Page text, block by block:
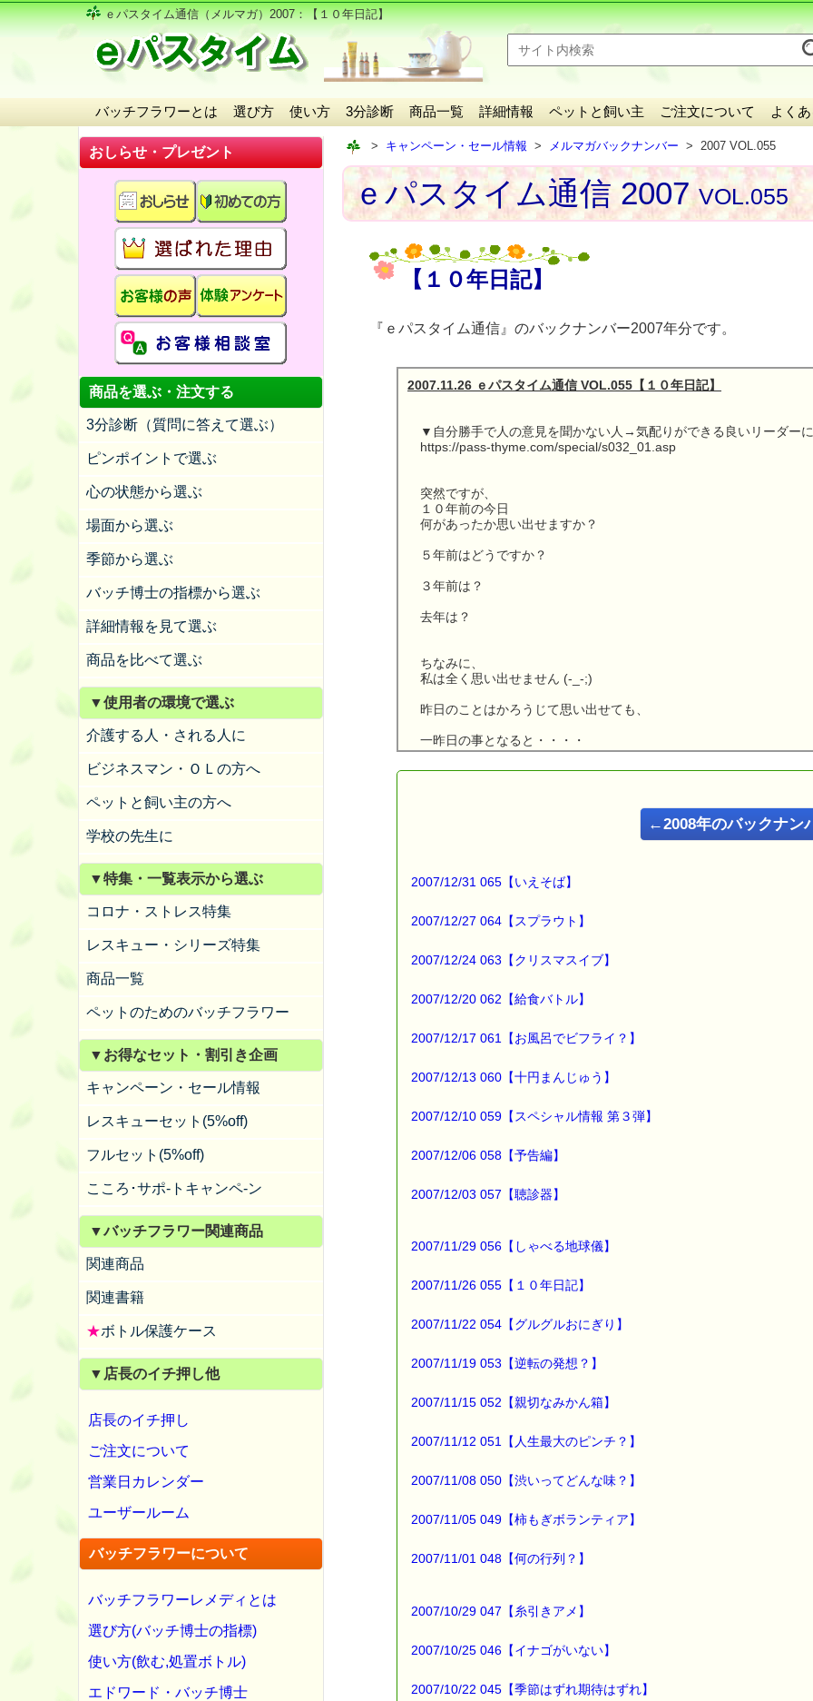
ｅパスタイム通信（メルマガ）2007：【１０年日記】
バッチフラワーとは 選び方 使い方 3分診断 商品一覧 詳細情報 ペットと飼い主 ご注文について よく
おしらせ・プレゼント
商品を選ぶ・注文する
3分診断（質問に答えて選ぶ）
ピンポイントで選ぶ
心の状態から選ぶ
場面から選ぶ
季節から選ぶ
バッチ博士の指標から選ぶ
詳細情報を見て選ぶ
商品を比べて選ぶ
▼使用者の環境で選ぶ
介護する人・される人に
ビジネスマン・ＯＬの方へ
ペットと飼い主の方へ
学校の先生に
▼特集・一覧表示から選ぶ
コロナ・ストレス特集
レスキュー・シリーズ特集
商品一覧
ペットのためのバッチフラワー
▼お得なセット・割引き企画
キャンペーン・セール情報
レスキューセット(5%off)
フルセット(5%off)
こころ･サポ-トキャンペ-ン
▼バッチフラワー関連商品
関連商品
関連書籍
★ボトル保護ケース
▼店長のイチ押し他
店長のイチ押し
ご注文について
営業日カレンダー
ユーザールーム
バッチフラワーについて
バッチフラワーレメディとは
選び方(バッチ博士の指標)
使い方(飲む,処置ボトル)
エドワード・バッチ博士
キャンペーン・セール情報 メルマガバックナンバー 2007 VOL.055
ｅパスタイム通信 2007VOL.055
【１０年日記】
『ｅパスタイム通信』のバックナンバー2007年分です。
2007.11.26 ｅパスタイム通信 VOL.055【１０年日記】
▼自分勝手で人の意見を聞かない人→気配りができる良いリーダー
https://pass-thyme.com/special/s032_01.asp
突然ですが、
１０年前の今日
何があったか思い出せますか？
５年前はどうですか？
３年前は？
去年は？
ちなみに、
私は全く思い出せません (-_-;)
昨日のことはかろうじて思い出せても、
一昨日の事となると・・・・
こんにちは！
ｅパスタイム店長の
【１０年日記】
１０年前の今日何があったか思い出せる
という方に会いました。
その方は、
思い出せるそうなんです。
その秘訣を聞いてみたら、
「１０年日記 をつけているから」
この１０年日記、
毎日日記を書く際に、
イヤでも目にはいるそうで、
思い出すんだそうです。
ちょっと気になったので
これのようです。
http://www.amazon.co.jp/exec/obidos/ASIN/4900611506/
思ったより優れもののようです。
←2008年のバックナン
2007/12/31 065【いえそば】
2007/12/27 064【スプラウト】
2007/12/24 063【クリスマスイブ】
2007/12/20 062【給食バトル】
2007/12/17 061【お風呂でビフライ？】
2007/12/13 060【十円まんじゅう】
2007/12/10 059【スペシャル情報 第３弾】
2007/12/06 058【予告編】
2007/12/03 057【聴診器】
2007/11/29 056【しゃべる地球儀】
2007/11/26 055【１０年日記】
2007/11/22 054【グルグルおにぎり】
2007/11/19 053【逆転の発想？】
2007/11/15 052【親切なみかん箱】
2007/11/12 051【人生最大のピンチ？】
2007/11/08 050【渋いってどんな味？】
2007/11/05 049【柿もぎボランティア】
2007/11/01 048【何の行列？】
2007/10/29 047【糸引きアメ】
2007/10/25 046【イナゴがいない】
2007/10/22 045【季節はずれ期待はずれ】